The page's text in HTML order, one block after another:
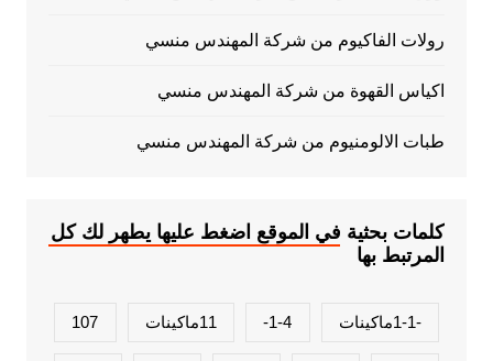
رولات الفاكيوم من شركة المهندس منسي
اكياس القهوة من شركة المهندس منسي
طبات الالومنيوم من شركة المهندس منسي
كلمات بحثية في الموقع اضغط عليها يطهر لك كل
المرتبط بها
-1-1ماكينات 1-4- 11ماكينات 107